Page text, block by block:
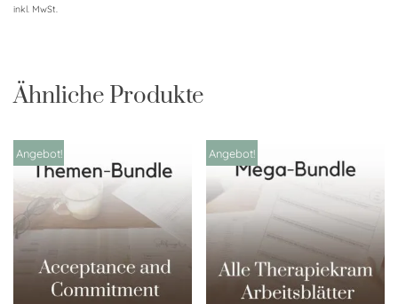
inkl. MwSt.
Ähnliche Produkte
Angebot! Angebot!